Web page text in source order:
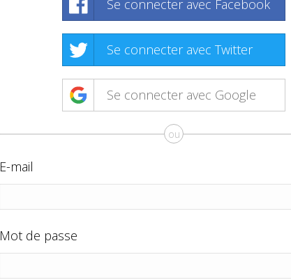
Se connecter avec Facebook
Se connecter avec Twitter
Se connecter avec Google
ou
E-mail
Mot de passe